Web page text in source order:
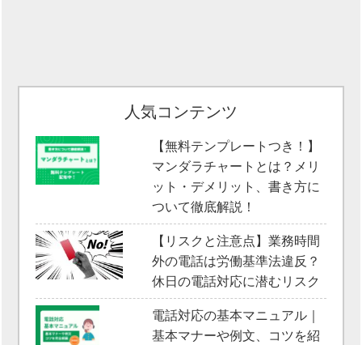
人気コンテンツ
【無料テンプレートつき！】
マンダラチャートとは？メリ
ット・デメリット、書き方に
ついて徹底解説！
【リスクと注意点】業務時間
外の電話は労働基準法違反？
休日の電話対応に潜むリスク
電話対応の基本マニュアル｜
基本マナーや例文、コツを紹